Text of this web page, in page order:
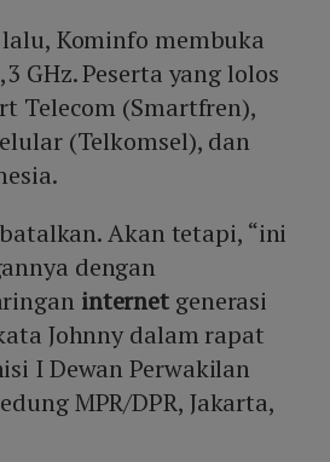
Kominfo membuka
GHz. Peserta yang lolos
Telecom (Smartfren),
(Telkomsel), dan
Akan tetapi, “ini
dengan
internet generasi
Johnny dalam rapat
I Dewan Perwakilan
MPR/DPR, Jakarta,